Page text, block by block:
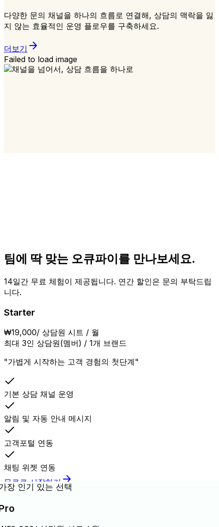
다양한 문의 채널을 하나의 흐름로 연결해, 상담의 맥락을 잃
지 않는 효율적인 운영 플로우를 구축하세요.
더보기 arrow_forward
Failed to load image
팀에 딱 맞는 오큐파이를 만나보세요.
14일간 무료 체험이 제공됩니다. 연간 할인은 문의 부탁드립
니다.
Starter
₩19,000/ 상담원 시트 / 월
최대 3인 상담원(멤버) / 1개 브랜드
"가볍게 시작하는 고객 경험의 첫단계"
기본 상담 채널 운영
알림 및 자동 안내 메시지
고객포털 연동
채팅 위젯 연동
무료로 시작하기 arrow_forward
장 인기 있는 선택